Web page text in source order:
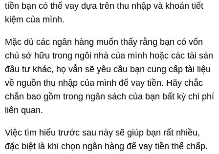
tiền bạn có thể vay dựa trên thu nhập và khoản tiết
kiệm của mình.
Mặc dù các ngân hàng muốn thấy rằng bạn có vốn
chủ sở hữu trong ngôi nhà của mình hoặc các tài sản
đầu tư khác, họ vẫn sẽ yêu cầu bạn cung cấp tài liệu
về nguồn thu nhập của mình để vay tiền. Hãy chắc
chắn bao gồm trong ngân sách của bạn bất kỳ chi phí
liên quan.
Việc tìm hiểu trước sau này sẽ giúp bạn rất nhiều,
đặc biệt là khi chọn ngân hàng để vay tiền thế chấp.